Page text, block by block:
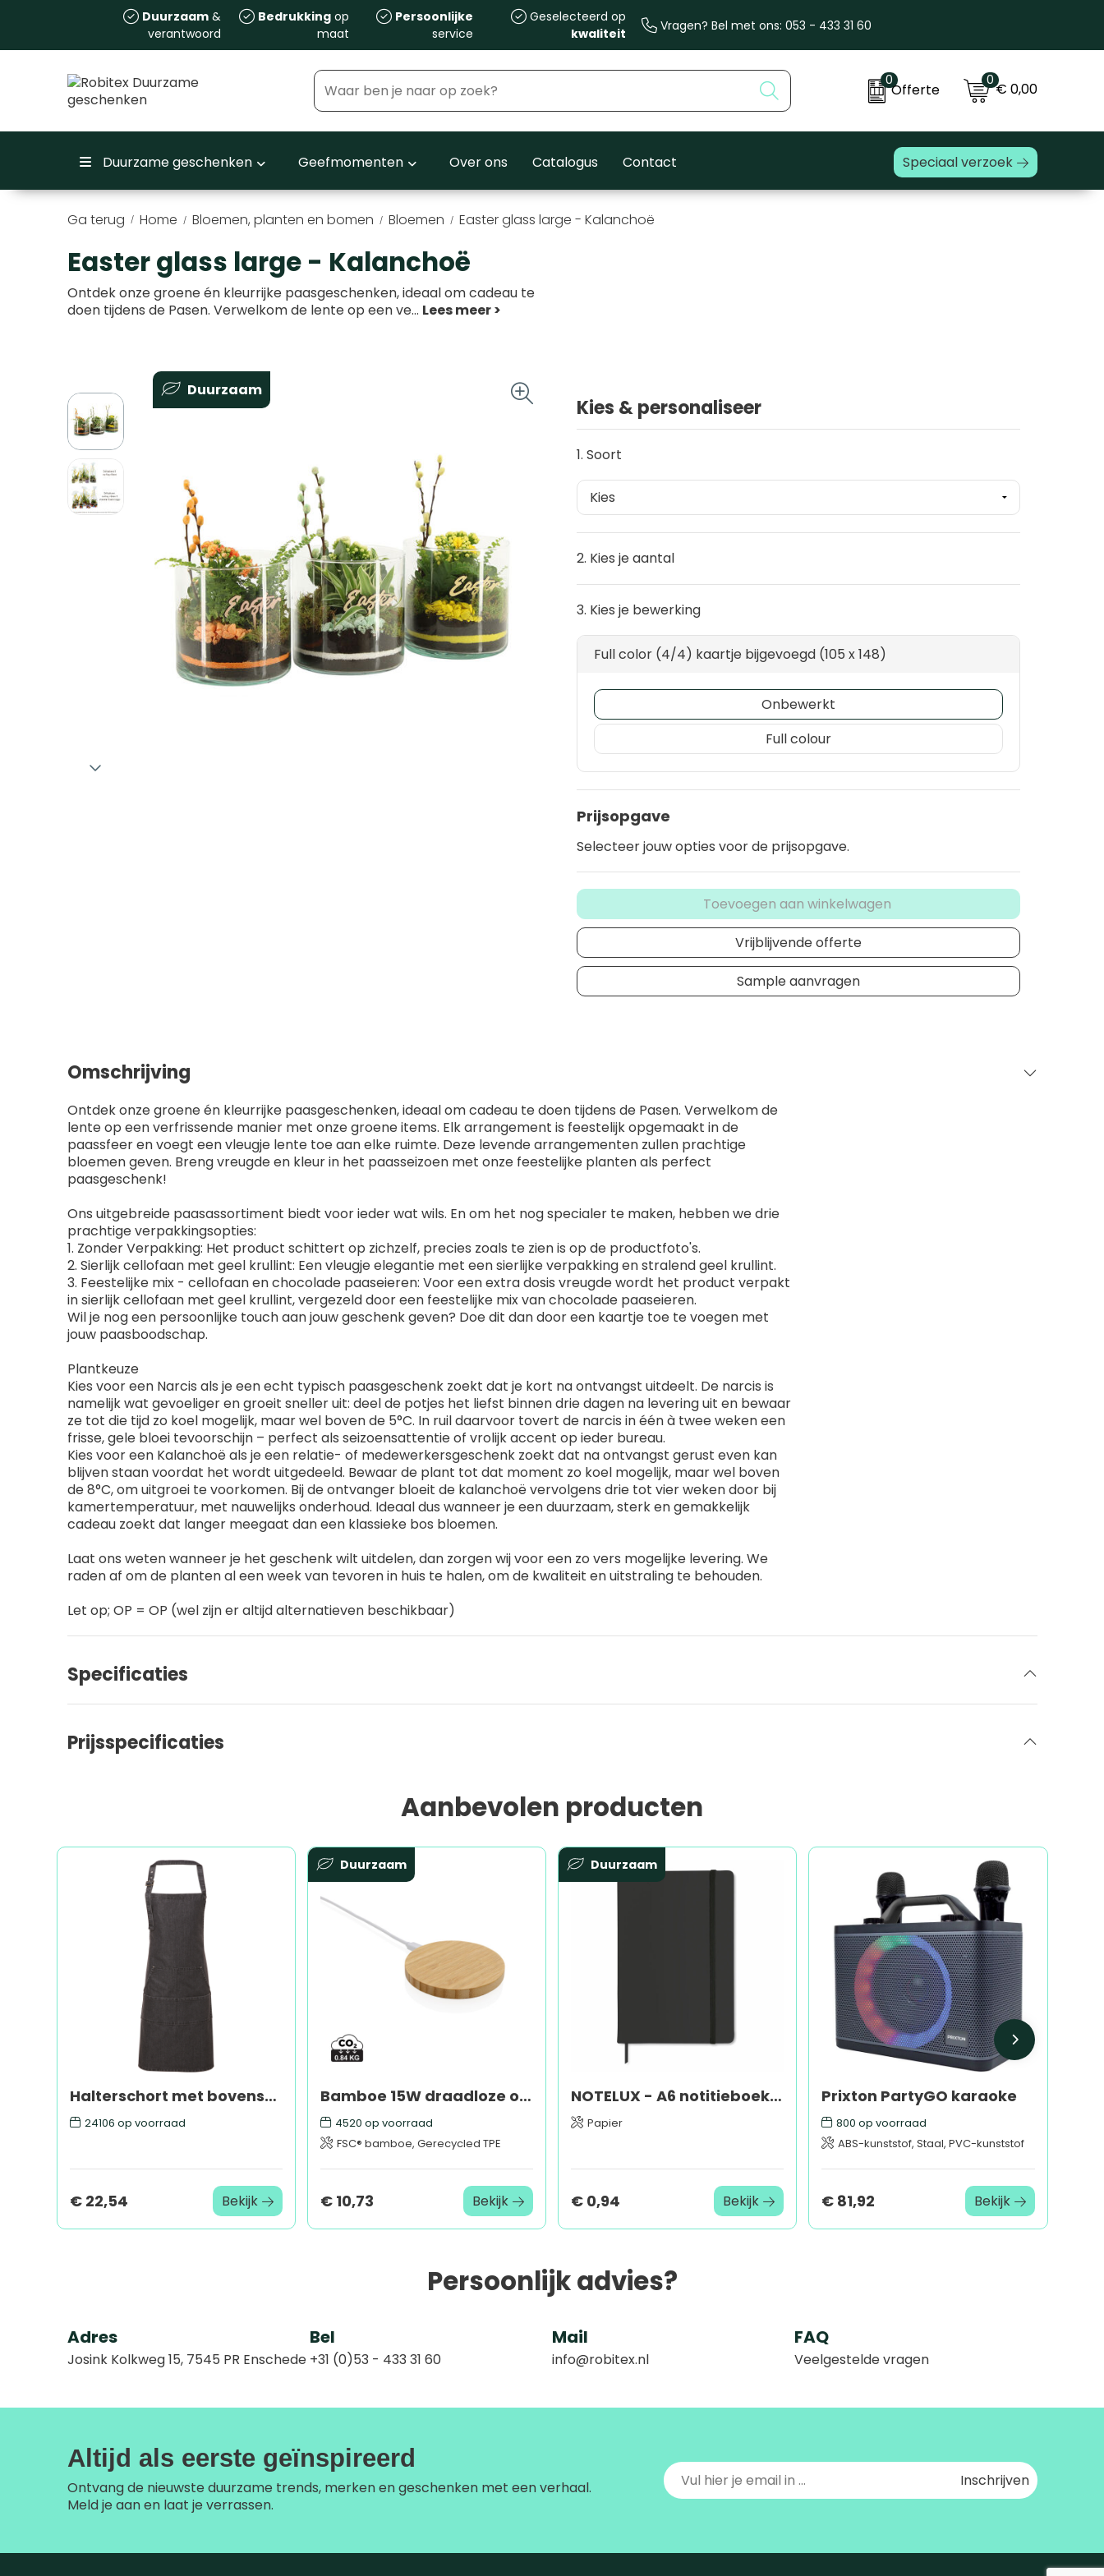
Duurzaam&
verantwoord
Bedrukkingop
maat
Persoonlijke
service
Geselecteerd op
kwaliteit
Vragen? Bel met ons: 053 - 433 31 60
0
Offerte
0€ 0,00
Duurzame geschenken Geefmomenten Over ons Catalogus Contact Speciaal verzoek
Ga terug / Home Bloemen, planten en bomen Bloemen Easter glass large - Kalanchoë
Easter glass large - Kalanchoë
Ontdek onze groene én kleurrijke paasgeschenken, ideaal om cadeau te
doen tijdens de Pasen. Verwelkom de lente op een ve...
Duurzaam
Kies & personaliseer
1. Soort
2. Kies je aantal
3. Kies je bewerking
Full color (4/4) kaartje bijgevoegd (105 x 148)
Onbewerkt
Full colour
Prijsopgave
Selecteer jouw opties voor de prijsopgave.
Toevoegen aan winkelwagen
Vrijblijvende offerte
Sample aanvragen
Omschrijving
Ontdek onze groene én kleurrijke paasgeschenken, ideaal om cadeau te doen tijdens de Pasen. Verwelkom de
lente op een verfrissende manier met onze groene items. Elk arrangement is feestelijk opgemaakt in de
paassfeer en voegt een vleugje lente toe aan elke ruimte. Deze levende arrangementen zullen prachtige
bloemen geven. Breng vreugde en kleur in het paasseizoen met onze feestelijke planten als perfect
paasgeschenk!
Ons uitgebreide paasassortiment biedt voor ieder wat wils. En om het nog specialer te maken, hebben we drie
prachtige verpakkingsopties:
1. Zonder Verpakking: Het product schittert op zichzelf, precies zoals te zien is op de productfoto's.
2. Sierlijk cellofaan met geel krullint: Een vleugje elegantie met een sierlijke verpakking en stralend geel krullint.
3. Feestelijke mix - cellofaan en chocolade paaseieren: Voor een extra dosis vreugde wordt het product verpakt
in sierlijk cellofaan met geel krullint, vergezeld door een feestelijke mix van chocolade paaseieren.
Wil je nog een persoonlijke touch aan jouw geschenk geven? Doe dit dan door een kaartje toe te voegen met
jouw paasboodschap.
Plantkeuze
Kies voor een Narcis als je een echt typisch paasgeschenk zoekt dat je kort na ontvangst uitdeelt. De narcis is
namelijk wat gevoeliger en groeit sneller uit: deel de potjes het liefst binnen drie dagen na levering uit en bewaar
ze tot die tijd zo koel mogelijk, maar wel boven de 5°C. In ruil daarvoor tovert de narcis in één à twee weken een
frisse, gele bloei tevoorschijn – perfect als seizoensattentie of vrolijk accent op ieder bureau.
Kies voor een Kalanchoë als je een relatie- of medewerkersgeschenk zoekt dat na ontvangst gerust even kan
blijven staan voordat het wordt uitgedeeld. Bewaar de plant tot dat moment zo koel mogelijk, maar wel boven
de 8°C, om uitgroei te voorkomen. Bij de ontvanger bloeit de kalanchoë vervolgens drie tot vier weken door bij
kamertemperatuur, met nauwelijks onderhoud. Ideaal dus wanneer je een duurzaam, sterk en gemakkelijk
cadeau zoekt dat langer meegaat dan een klassieke bos bloemen.
Laat ons weten wanneer je het geschenk wilt uitdelen, dan zorgen wij voor een zo vers mogelijke levering. We
raden af om de planten al een week van tevoren in huis te halen, om de kwaliteit en uitstraling te behouden.
Let op; OP = OP (wel zijn er altijd alternatieven beschikbaar)
Specificaties
Prijsspecificaties
Aanbevolen producten
Halterschort met bovenstuk "Denim"
24106 op voorraad
€ 22,54 Bekijk
Duurzaam
Bamboe 15W draadloze oplader
4520 op voorraad
FSC® bamboe, Gerecycled TPE
€ 10,73 Bekijk
Duurzaam
NOTELUX - A6 notitieboekje, gelinieerd
Papier
€ 0,94 Bekijk
Prixton PartyGO karaoke
800 op voorraad
ABS-kunststof, Staal, PVC-kunststof
€ 81,92 Bekijk
Persoonlijk advies?
Adres
Josink Kolkweg 15, 7545 PR Enschede
Bel
+31 (0)53 - 433 31 60
Mail
info@robitex.nl
FAQ
Veelgestelde vragen
Altijd als eerste geïnspireerd
Ontvang de nieuwste duurzame trends, merken en geschenken met een verhaal.
Meld je aan en laat je verrassen.